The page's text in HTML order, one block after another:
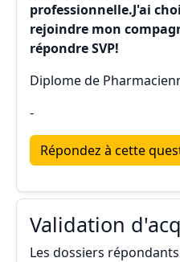
professionnelle.J'ai
rejoindre mon
répondre SVP!
Diplome de
-
Répondez à cette
Validation
Les dossiers